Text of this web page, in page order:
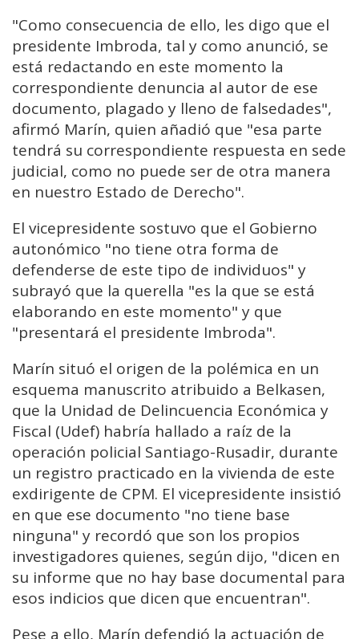
"Como consecuencia de ello, les digo que el
presidente Imbroda, tal y como anunció, se
está redactando en este momento la
correspondiente denuncia al autor de ese
documento, plagado y lleno de falsedades",
afirmó Marín, quien añadió que "esa parte
tendrá su correspondiente respuesta en sede
judicial, como no puede ser de otra manera
en nuestro Estado de Derecho".
El vicepresidente sostuvo que el Gobierno
autonómico "no tiene otra forma de
defenderse de este tipo de individuos" y
subrayó que la querella "es la que se está
elaborando en este momento" y que
"presentará el presidente Imbroda".
Marín situó el origen de la polémica en un
esquema manuscrito atribuido a Belkasen,
que la Unidad de Delincuencia Económica y
Fiscal (Udef) habría hallado a raíz de la
operación policial Santiago-Rusadir, durante
un registro practicado en la vivienda de este
exdirigente de CPM. El vicepresidente insistió
en que ese documento "no tiene base
ninguna" y recordó que son los propios
investigadores quienes, según dijo, "dicen en
su informe que no hay base documental para
esos indicios que dicen que encuentran".
Pese a ello, Marín defendió la actuación de